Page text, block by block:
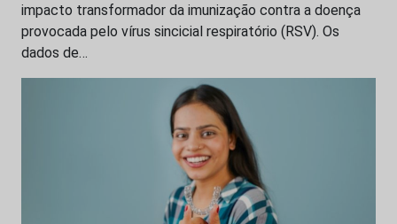
impacto transformador da imunização contra a doença
provocada pelo vírus sincicial respiratório (RSV). Os
dados de…